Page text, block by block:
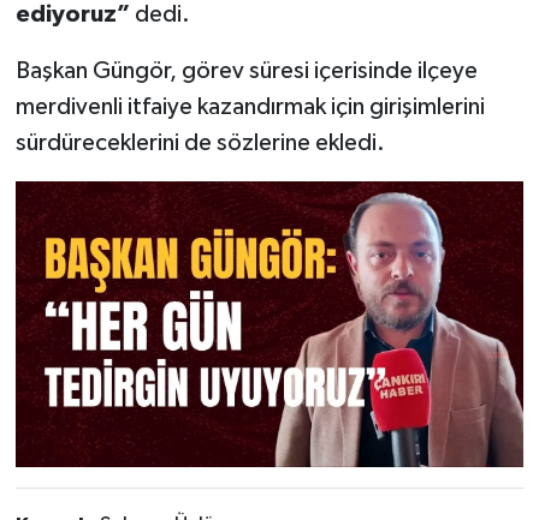
ediyoruz” dedi.
Başkan Güngör, görev süresi içerisinde ilçeye
merdivenli itfaiye kazandırmak için girişimlerini
sürdüreceklerini de sözlerine ekledi.